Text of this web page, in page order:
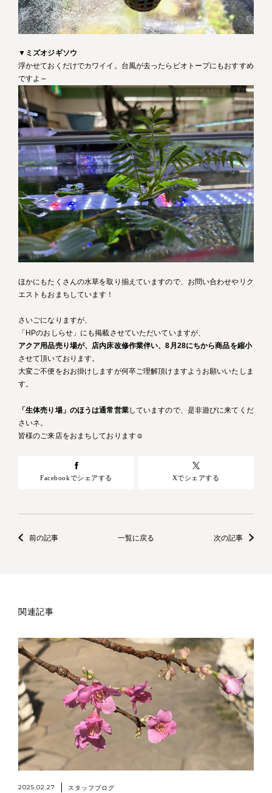
▼ ミズオジギソウ
浮かせておくだけでカワイイ。台風が去ったらビオトープにもおすすめ
ですよ～
ほかにもたくさんの水草を取り揃えていますので、お問い合わせやリク
エストもおまちしています！
さいごになりますが、
「HPのおしらせ」にも掲載させていただいていますが、
アクア用品売り場が、店内床改修作業伴い、8月28にちから商品を縮小
させて頂いております。
大変ご不便をおお掛けしますが何卒ご理解頂けますようお願いいたしま
す。
「生体売り場」のほうは通常営業していますので、是非遊びに来てくだ
さいネ。
皆様のご来店をおまちしております☺
Facebookでシェアする Xでシェアする
前の記事 一覧に戻る 次の記事
関連記事
2025.02.27 スタッフブログ